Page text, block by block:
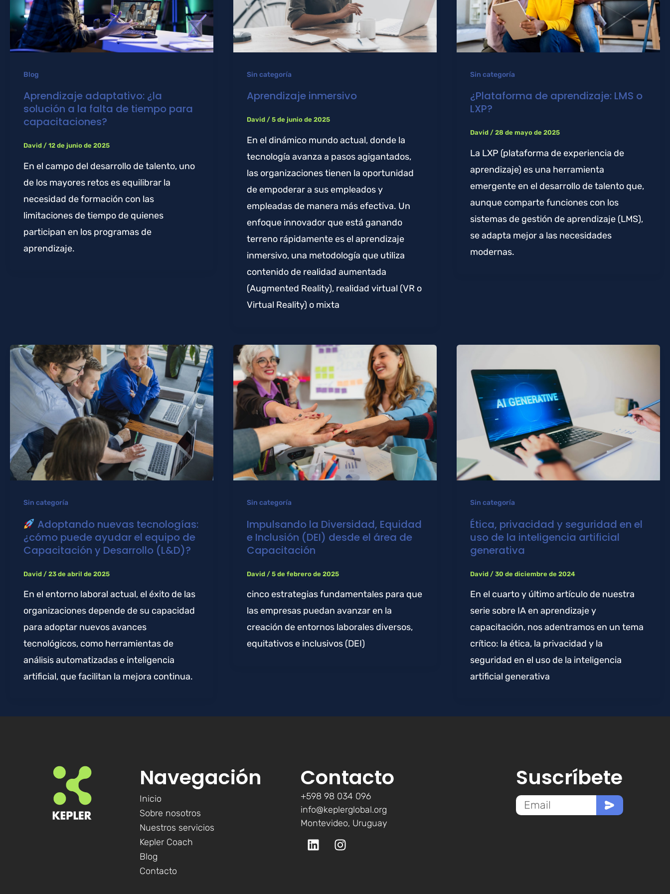
Blog
Aprendizaje adaptativo: ¿la
solución a la falta de tiempo para
capacitaciones?
David / 12 de junio de 2025
En el campo del desarrollo de talento, uno
de los mayores retos es equilibrar la
necesidad de formación con las
limitaciones de tiempo de quienes
participan en los programas de
aprendizaje.
Sin categoría
Aprendizaje inmersivo
David / 5 de junio de 2025
En el dinámico mundo actual, donde la
tecnología avanza a pasos agigantados,
las organizaciones tienen la oportunidad
de empoderar a sus empleados y
empleadas de manera más efectiva. Un
enfoque innovador que está ganando
terreno rápidamente es el aprendizaje
inmersivo, una metodología que utiliza
contenido de realidad aumentada
(Augmented Reality), realidad virtual (VR o
Virtual Reality) o mixta
Sin categoría
¿Plataforma de aprendizaje: LMS o
LXP?
David / 28 de mayo de 2025
La LXP (plataforma de experiencia de
aprendizaje) es una herramienta
emergente en el desarrollo de talento que,
aunque comparte funciones con los
sistemas de gestión de aprendizaje (LMS),
se adapta mejor a las necesidades
modernas.
Sin categoría
Adoptando nuevas tecnologías:
¿cómo puede ayudar el equipo de
Capacitación y Desarrollo (L&D)?
David / 23 de abril de 2025
En el entorno laboral actual, el éxito de las
organizaciones depende de su capacidad
para adoptar nuevos avances
tecnológicos, como herramientas de
análisis automatizadas e inteligencia
artificial, que facilitan la mejora continua.
Sin categoría
Impulsando la Diversidad, Equidad
e Inclusión (DEI) desde el área de
Capacitación
David / 5 de febrero de 2025
cinco estrategias fundamentales para que
las empresas puedan avanzar en la
creación de entornos laborales diversos,
equitativos e inclusivos (DEI)
Sin categoría
Ética, privacidad y seguridad en el
uso de la inteligencia artificial
generativa
David / 30 de diciembre de 2024
En el cuarto y último artículo de nuestra
serie sobre IA en aprendizaje y
capacitación, nos adentramos en un tema
crítico: la ética, la privacidad y la
seguridad en el uso de la inteligencia
artificial generativa
Navegación
Inicio
Sobre nosotros
Nuestros servicios
Kepler Coach
Blog
Contacto
Contacto
+598 98 034 096
info@keplerglobal.org
Montevideo, Uruguay
L
i
I
n
Suscríbete
Email Enviar